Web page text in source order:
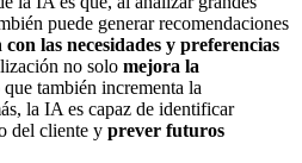
puede generar recomendaciones
con las necesidades y preferencias
no solo mejora la
que también incrementa la
la IA es capaz de identificar
del cliente y prever futuros